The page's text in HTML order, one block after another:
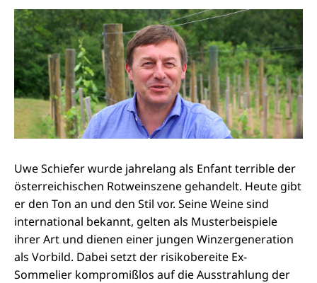
Uwe Schiefer wurde jahrelang als Enfant terrible der
österreichischen Rotweinszene gehandelt. Heute gibt
er den Ton an und den Stil vor. Seine Weine sind
international bekannt, gelten als Musterbeispiele
ihrer Art und dienen einer jungen Winzergeneration
als Vorbild. Dabei setzt der risikobereite Ex-
Sommelier kompromißlos auf die Ausstrahlung der